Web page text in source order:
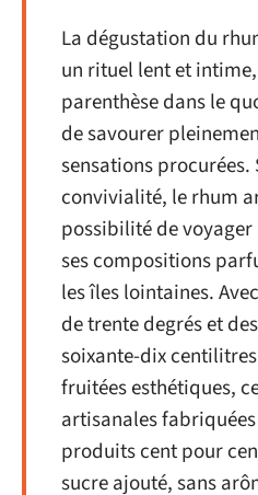
La dégustation du
un rituel lent et
parenthèse dans le
de savourer
sensations procurées.
convivialité, le rhum
possibilité de
ses compositions
les îles lointaines.
de trente degrés et
soixante-dix
fruitées esthétiques,
artisanales
produits cent pour
sucre ajouté, sans